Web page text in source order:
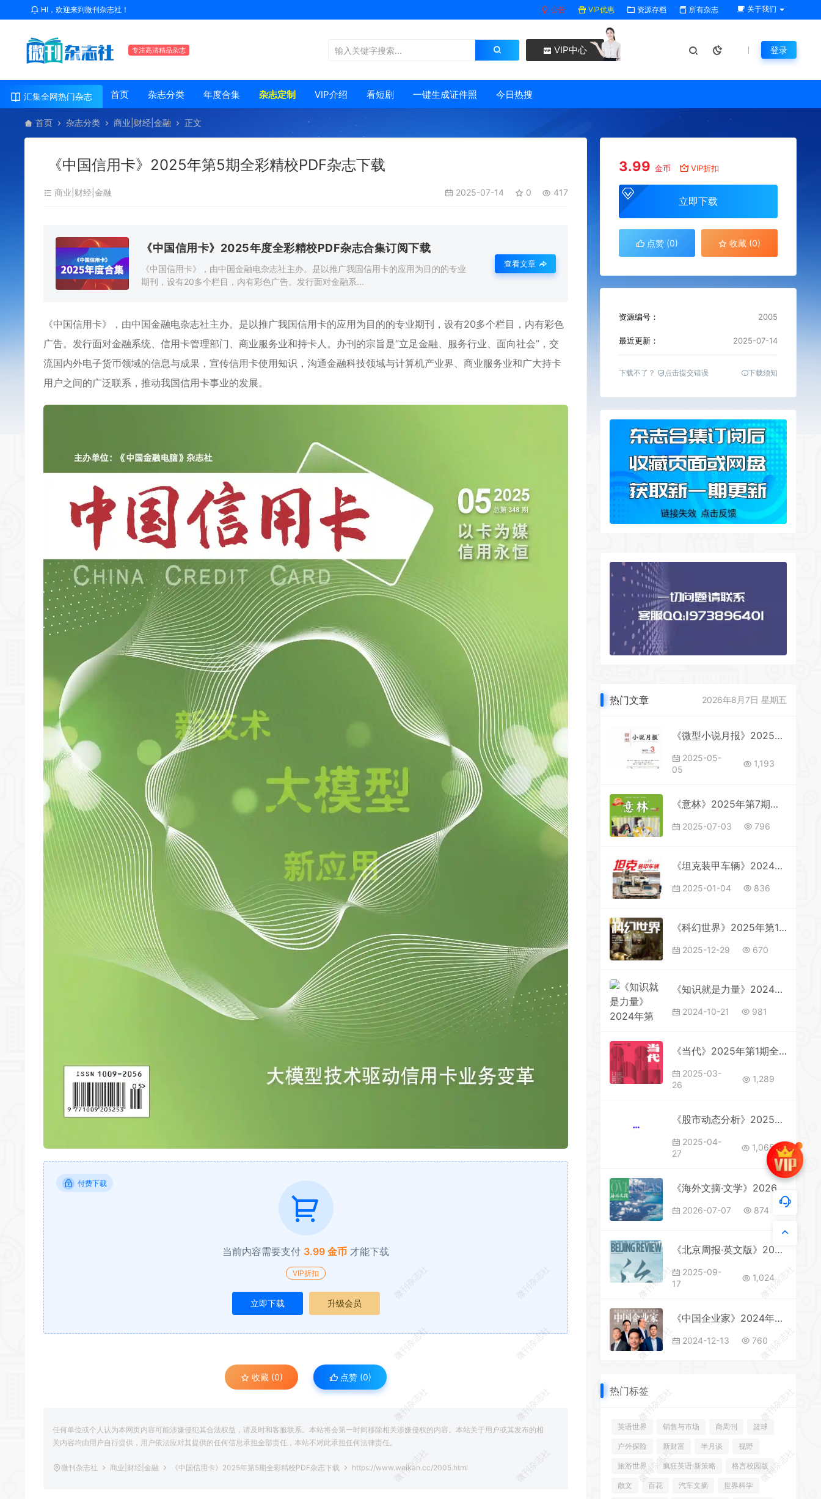
HI，欢迎来到微刊杂志社！ 公告 VIP优惠 资源存档 所有杂志 关于我们
专注高清精品杂志 VIP中心 登录
汇集全网热门杂志 首页 杂志分类 年度合集 杂志定制 VIP介绍 看短剧 一键生成证件照 今日热搜
首页 杂志分类 商业|财经|金融 正文
《中国信用卡》2025年第5期全彩精校PDF杂志下载
商业|财经|金融 2025-07-14 0 417
《中国信用卡》2025年度全彩精校PDF杂志合集订阅下载
《中国信用卡》，由中国金融电杂志社主办。是以推广我国信用卡的应用为目的的专业
期刊，设有20多个栏目，内有彩色广告。发行面对金融系...
查看文章
《中国信用卡》，由中国金融电杂志社主办。是以推广我国信用卡的应用为目的的专业期刊，设有20多个栏目，内有彩色
广告。发行面对金融系统、信用卡管理部门、商业服务业和持卡人。办刊的宗旨是“立足金融、服务行业、面向社会”，交
流国内外电子货币领域的信息与成果，宣传信用卡使用知识，沟通金融科技领域与计算机产业界、商业服务业和广大持卡
用户之间的广泛联系，推动我国信用卡事业的发展。
付费下载
当前内容需要支付 3.99 金币 才能下载
VIP折扣
立即下载 升级会员
收藏 (0) 点赞 (0)
任何单位或个人认为本网页内容可能涉嫌侵犯其合法权益，请及时和客服联系。本站将会第一时间移除相关涉嫌侵权的内容。本站关于用户或其发布的相
关内容均由用户自行提供，用户依法应对其提供的任何信息承担全部责任，本站不对此承担任何法律责任。
微刊杂志社 商业|财经|金融 《中国信用卡》2025年第5期全彩精校PDF杂志下载 https://www.weikan.cc/2005.html
3.99 金币 VIP折扣
立即下载
点赞 (0) 收藏 (0)
资源编号： 2005
最近更新： 2025-07-14
下载不了？ 点击提交错误 下载须知
热门文章 2026年8月7日 星期五
《微型小说月报》2025年第3期全彩精校PDF杂志下载
2025-05-
05
1,193
《意林》2025年第7期全彩精校PDF杂志下载
2025-07-03 796
《坦克装甲车辆》2024年第23期全彩精校PDF杂志下载
2025-01-04 836
《科幻世界》2025年第10期全彩精校PDF杂志下载
2025-12-29 670
《知识就是力量》2024年第10期全彩精校PDF杂志下载
2024-10-21 981
《当代》2025年第1期全彩精校PDF杂志下载
2025-03-
26
1,289
《股市动态分析》2025年第4期全彩精校PDF杂志下载
2025-04-
27
1,065
2026-07-07 874
《北京周报·英文版》2025年第38期全彩精校PDF杂志下载
2025-09-
17
1,024
《中国企业家》2024年第12期全彩精校PDF杂志下载
2024-12-13 760
热门标签
英语世界 销售与市场 商周刊 篮球
户外探险 新财富 半月谈 视野
旅游世界 疯狂英语·新策略 格言校园版
散文 百花 汽车文摘 世界科学
微刊杂志社 微刊杂志社 微刊杂志社
微刊杂志社
微刊杂志社
微刊杂志社 微刊杂志社
微刊杂志社
微刊杂志社
微刊杂志社 微刊杂志社
微刊杂志社
微刊杂志社
微刊杂志社 微刊杂志社
微刊杂志社